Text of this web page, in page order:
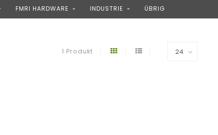
FMRI HARDWARE INDUSTRIE ÜBRIG
1 Produkt